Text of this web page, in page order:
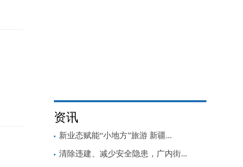
资讯
新业态赋能“小地方”旅游 新疆...
清除违建、减少安全隐患，广内街...